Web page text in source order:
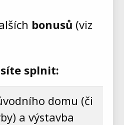
bonusů (viz
splnit:
domu (či
a výstavba